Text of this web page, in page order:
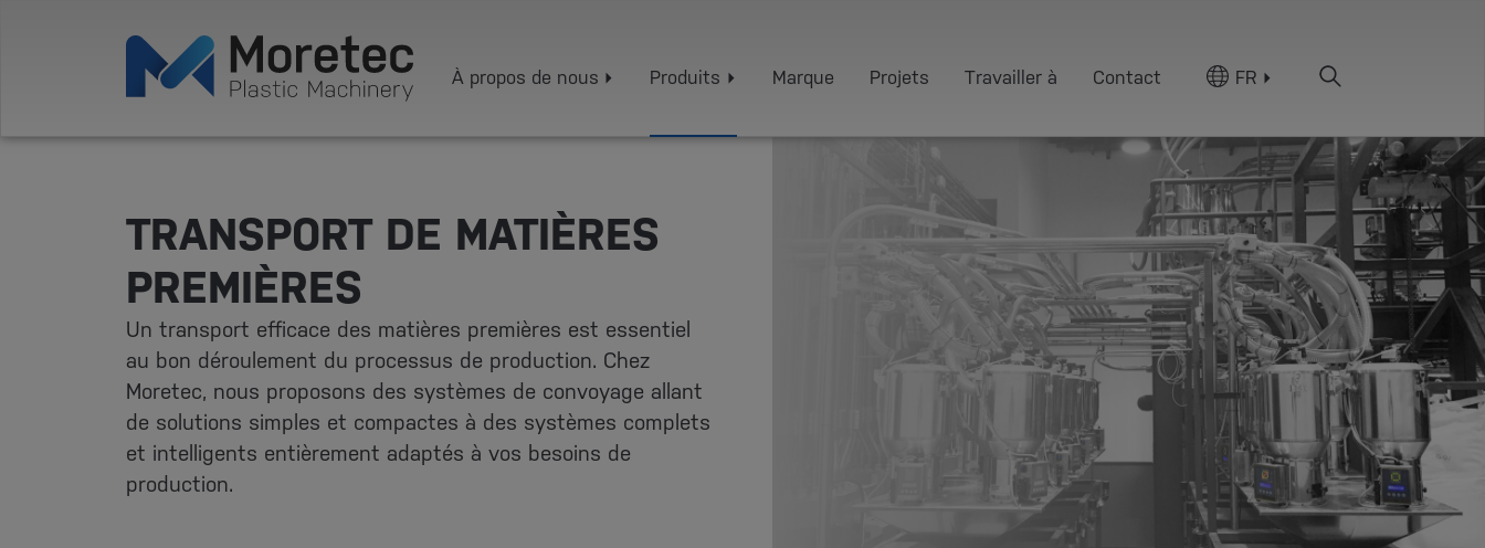
À propos de nous Produits Marque Projets Travailler à Contact FR
TRANSPORT DE MATIÈRES
PREMIÈRES
Un transport efficace des matières premières est essentiel
au bon déroulement du processus de production. Chez
Moretec, nous proposons des systèmes de convoyage allant
de solutions simples et compactes à des systèmes complets
et intelligents entièrement adaptés à vos besoins de
production.